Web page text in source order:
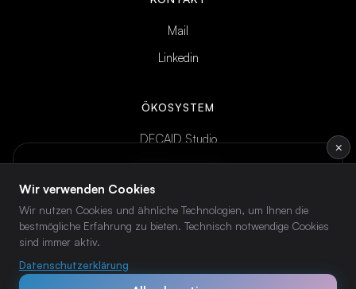
×
Wöchentliches KI-Briefing
Postfach.
Mail
Linkedin
ÖKOSYSTEM
DECAID Studio
DECAID Academy
DECAID Community
Wir verwenden Cookies
Wir nutzen Cookies und ähnliche Technologien, um Ihnen die
bestmögliche Erfahrung zu bieten. Technisch notwendige Cookies
sind immer aktiv.
Datenschutzerklärung